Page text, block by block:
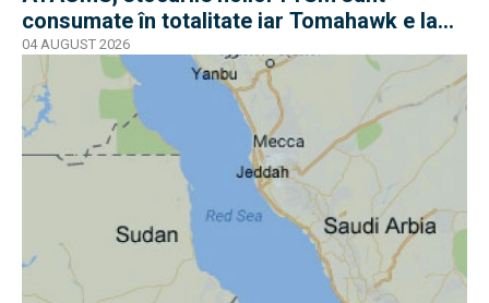
consumate în totalitate iar Tomahawk e la
jumătate
04 AUGUST 2026